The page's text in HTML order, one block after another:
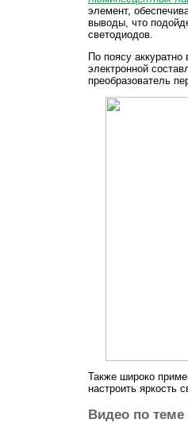
элемент,
выводы, что
светодиодов.
По поясу
электронной
преобразователь
Также широко
настроить яркость
Видео по теме